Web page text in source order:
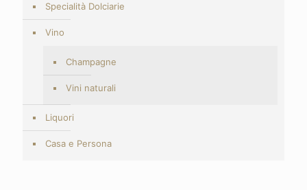
Specialità Dolciarie
Vino
Champagne
Vini naturali
Liquori
Casa e Persona